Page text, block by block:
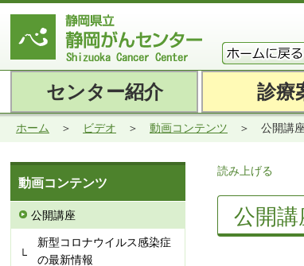
センター紹介 診療
ホーム ビデオ 動画コンテンツ 公開講座
読み上げる
公開講
動画コンテンツ
公開講座
新型コロナウイルス感染症
の最新情報